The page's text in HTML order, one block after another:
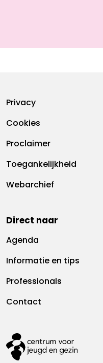
Footermenu
Privacy
Cookies
Proclaimer
Toegankelijkheid
Webarchief
Direct naar
Agenda
Informatie en tips
Professionals
Contact